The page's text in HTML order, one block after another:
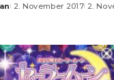
2. November 2017 2.